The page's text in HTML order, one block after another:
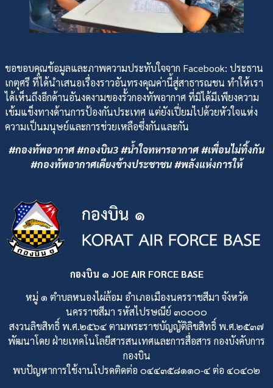
ขอขอบคุณข้อมูลและภาพความประทับใจจาก Facebook: ประธาน
เกตุศรี ที่ได้นำเสนอเรื่องราวอันทรงคุณค่านี้สู่สาธารณชน ทำให้เรา
ได้เห็นถึงอีกด้านอันงดงามของรั้วกองทัพอากาศ ที่มิได้มีเพียงความ
เข้มแข็งทางด้านการป้องกันประเทศ แต่ยังเปี่ยมไปด้วยหัวใจแห่ง
ความเป็นมนุษย์และการช่วยเหลือซึ่งกันและกัน
#กองทัพอากาศ #กองบิน3 #น้ำใจทหารอากาศ #เพื่อนไม่ทิ้งกัน
#กองทัพอากาศเคียงข้างประชาชน #พลังแห่งการให้
กองบิน ๑ JOE AIR FORCE BASE
หมู่ ๑ ตำบลหนองไผ่ล้อม อำเภอเมืองนครราชสีมา จังหวัด
นครราชสีมา รหัสไปรษณีย์ ๓๐๐๐๐
สงวนลิขสิทธิ์ พ.ศ.๒๕๖๔ ตามพระราชบัญญัติลิขสิทธิ์ พ.ศ.๒๕๓๗
พัฒนาโดย ฝ่ายเทคโนโลยีสารสนเทศและการสื่อสาร กองบังคับการ
กองบิน
พบปัญหาการใช้งานโปรดติดต่อ ๐๔๔๓๕๘๑๑๐-๔ ต่อ ๔๐๔๐๒